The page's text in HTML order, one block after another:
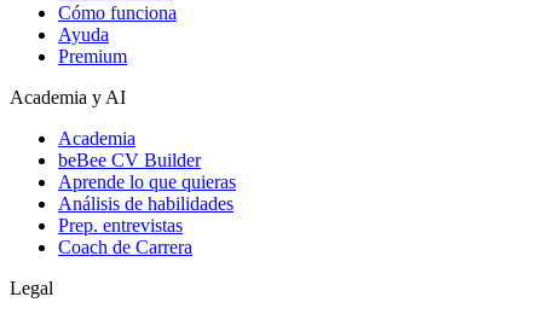
Cómo funciona
Ayuda
Premium
Academia y AI
Academia
beBee CV Builder
Aprende lo que quieras
Análisis de habilidades
Prep. entrevistas
Coach de Carrera
Legal